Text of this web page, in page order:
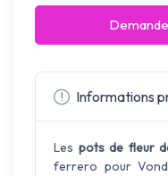
Informations
Les pots de fleur
ferrero pour